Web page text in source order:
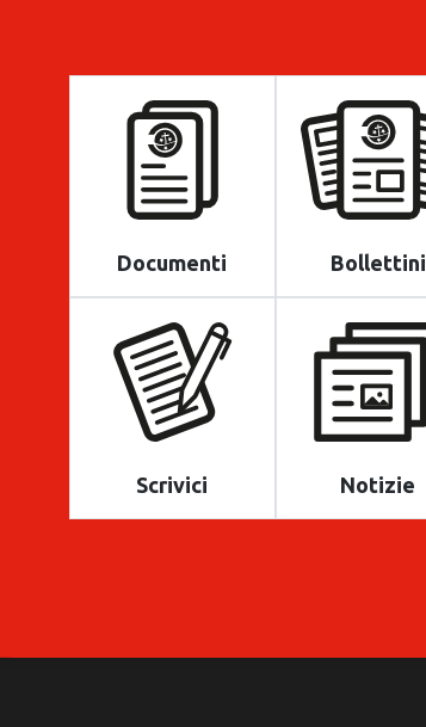
Documenti Bollettini
Scrivici Notizie